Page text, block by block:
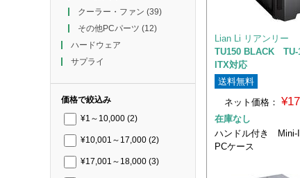
クーラー・ファン (39)
その他PCパーツ (12)
ハードウェア
サプライ
価格で絞込み
¥1～10,000 (2)
¥10,001～17,000 (2)
¥17,001～18,000 (3)
Lian Li リアンリー
TU150 BLACK TU-
ITX対応
送料無料
ネット価格：
在庫なし
ハンドル付き Mini-
PCケース